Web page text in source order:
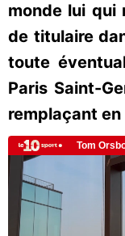
monde lui qui
de titulaire
toute
Paris Saint-
remplaçant en